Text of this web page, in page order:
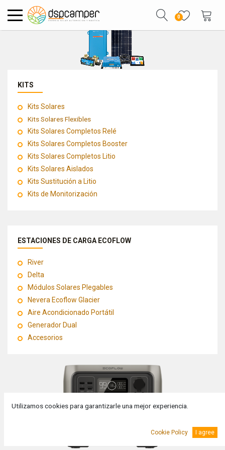
0
KITS
Kits Solares
Kits Solares Flexibles
Kits Solares Completos Relé
Kits Solares Completos Booster
Kits Solares Completos Litio
Kits Solares Aislados
Kits Sustitución a Litio
Kits de Monitorización
ESTACIONES DE CARGA ECOFLOW
River
Delta
Módulos Solares Plegables
Nevera Ecoflow Glacier
Aire Acondicionado Portátil
Generador Dual
Accesorios
Utilizamos cookies para garantizarle una mejor experiencia.
Cookie Policy I agree